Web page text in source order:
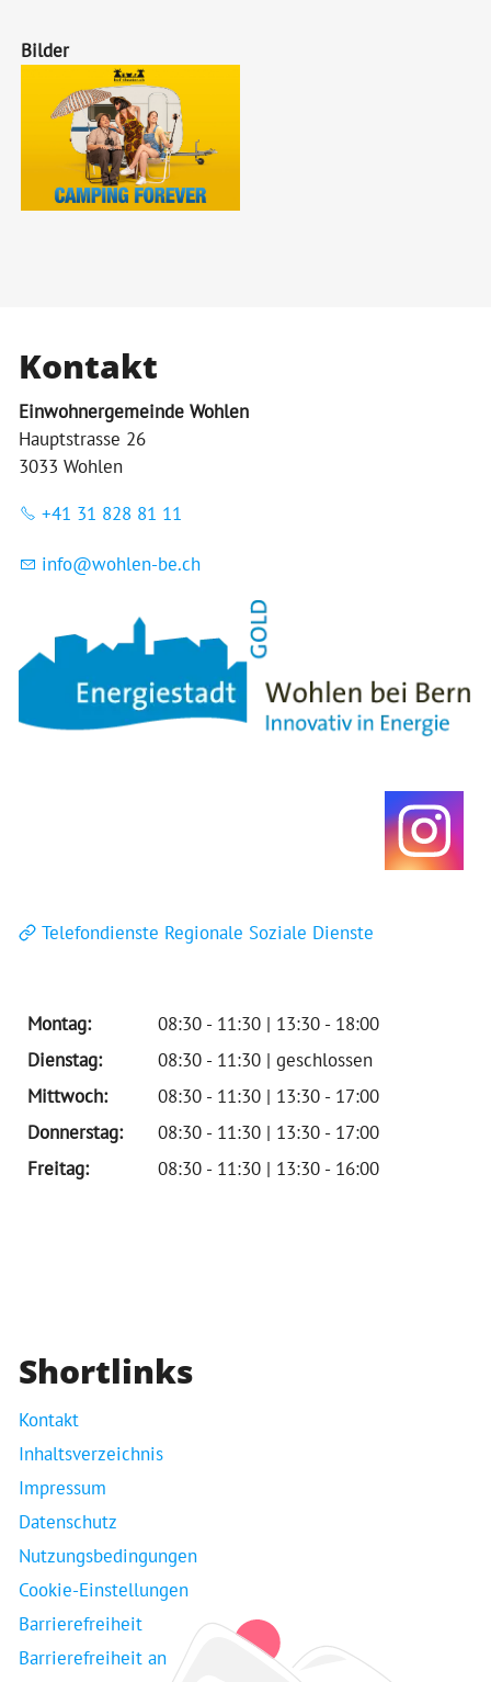
Bilder
Kontakt
Einwohnergemeinde Wohlen
Hauptstrasse 26
3033 Wohlen
+41 31 828 81 11
nf w hl n-b ch
Telefondienste Regionale Soziale Dienste
Montag:
08:30 - 11:30 | 13:30 - 18:00
Dienstag:
08:30 - 11:30 | geschlossen
Mittwoch:
08:30 - 11:30 | 13:30 - 17:00
Donnerstag:
08:30 - 11:30 | 13:30 - 17:00
Freitag:
08:30 - 11:30 | 13:30 - 16:00
Shortlinks
Kontakt
Inhaltsverzeichnis
Impressum
Datenschutz
Nutzungsbedingungen
Cookie-Einstellungen
Barrierefreiheit
Barrierefreiheit an